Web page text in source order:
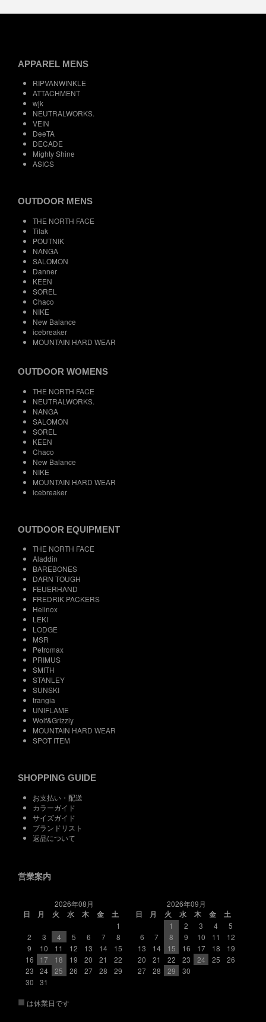
APPAREL MENS
RIPVANWINKLE
ATTACHMENT
wjk
NEUTRALWORKS.
VEIN
DeeTA
DECADE
Mighty Shine
ASICS
OUTDOOR MENS
THE NORTH FACE
Tilak
POUTNIK
NANGA
SALOMON
Danner
KEEN
SOREL
Chaco
NIKE
New Balance
icebreaker
MOUNTAIN HARD WEAR
OUTDOOR WOMENS
THE NORTH FACE
NEUTRALWORKS.
NANGA
SALOMON
SOREL
KEEN
Chaco
New Balance
NIKE
MOUNTAIN HARD WEAR
icebreaker
OUTDOOR EQUIPMENT
THE NORTH FACE
Aladdin
BAREBONES
DARN TOUGH
FEUERHAND
FREDRIK PACKERS
Helinox
LEKI
LODGE
MSR
Petromax
PRIMUS
SMITH
STANLEY
SUNSKI
trangia
UNIFLAME
Wolf&Grizzly
MOUNTAIN HARD WEAR
SPOT ITEM
SHOPPING GUIDE
お支払い・配送
カラーガイド
サイズガイド
ブランドリスト
返品について
営業案内
2026年08月
日
月 火 水 木 金
土
1
2
3 4 5 6 7
8
9
10 11 12 13 14
15
16
17 18 19 20 21
22
23
24 25 26 27 28
29
30
31
2026年09月
日
月 火 水 木 金
土
1
2 3 4
5
6
7 8 9 10 11
12
13
14 15 16 17 18
19
20
21 22 23 24 25
26
27
28 29 30
■ は休業日です